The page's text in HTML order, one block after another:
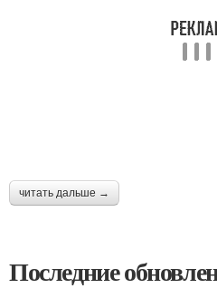
читать дальше →
Последние